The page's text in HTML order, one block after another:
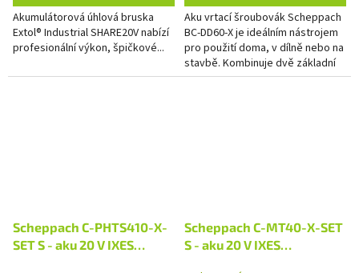
Akumulátorová úhlová bruska
Extol® Industrial SHARE20V nabízí
profesionální výkon, špičkové...
Aku vrtací šroubovák Scheppach
BC-DD60-X je ideálním nástrojem
pro použití doma, v dílně nebo na
stavbě. Kombinuje dvě základní
funkce v jednom nástroji (vrtání
Scheppach C-PHTS410-X-
SET S - aku 20 V IXES
Scheppach C-MT40-X-SET
S - aku 20 V IXES